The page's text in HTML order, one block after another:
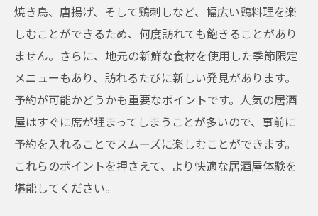
方法
地元食材を使った料理の魅力
鶏料理の多彩なメニューを楽しむ
食材選びが決め手になる美味しさ
新鮮さを損なわない調理方法
食通を唸らせる隠れた逸品
料理人のこだわりが光る一品
天神橋筋六丁目店で楽しむ新鮮な鶏肉の絶品メ
焼き鳥、唐揚げ、そして鶏刺しなど、幅広い鶏料理を楽
しむことができるため、何度訪れても飽きることがあり
ません。さらに、地元の新鮮な食材を使用した季節限定
メニューもあり、訪れるたびに新しい発見があります。
予約が可能かどうかも重要なポイントです。人気の居酒
屋はすぐに席が埋まってしまうことが多いので、事前に
予約を入れることでスムーズに楽しむことができます。
これらのポイントを押さえて、より快適な居酒屋体験を
堪能してください。